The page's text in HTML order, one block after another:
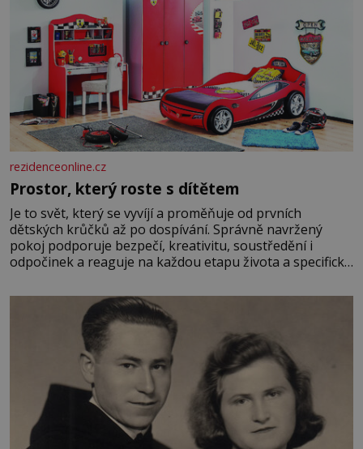
rezidenceonline.cz
Prostor, který roste s dítětem
Je to svět, který se vyvíjí a proměňuje od prvních
dětských krůčků až po dospívání. Správně navržený
pokoj podporuje bezpečí, kreativitu, soustředění i
odpočinek a reaguje na každou etapu života a specifické
měkkost a bezpečí, proto by pokoj miminka měl působit
především klidně a útulně. Předškolní věk je